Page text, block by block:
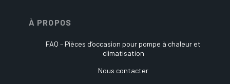
À PROPOS
FAQ – Pièces d’occasion pour pompe à chaleur et
climatisation
Nous contacter